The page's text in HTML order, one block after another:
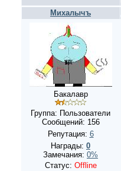
Михалычъ
Бакалавр
Группа: Пользователи
Сообщений: 156
Репутация: 6
Награды: 0
Замечания: 0%
Статус: Offline